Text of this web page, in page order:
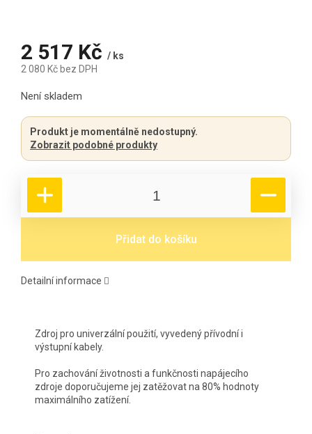
2 517 Kč / ks
2 080 Kč bez DPH
Není skladem
Produkt je momentálně nedostupný.
Zobrazit podobné produkty
Přidat do košíku
Detailní informace
Zdroj pro univerzální použití, vyvedený přívodní i
výstupní kabely.
Pro zachování životnosti a funkčnosti napájecího
zdroje doporučujeme jej zatěžovat na 80% hodnoty
maximálního zatížení.